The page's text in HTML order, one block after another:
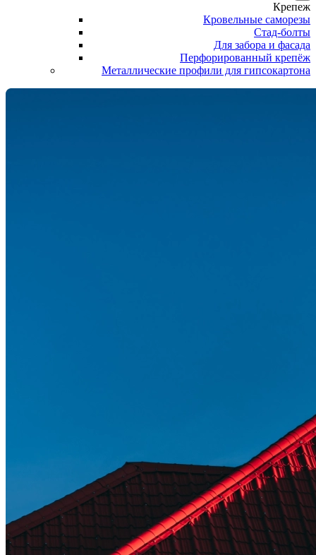
Крепеж
Кровельные саморезы
Стад-болты
Для забора и фасада
Перфорированный крепёж
Металлические профили для гипсокартона